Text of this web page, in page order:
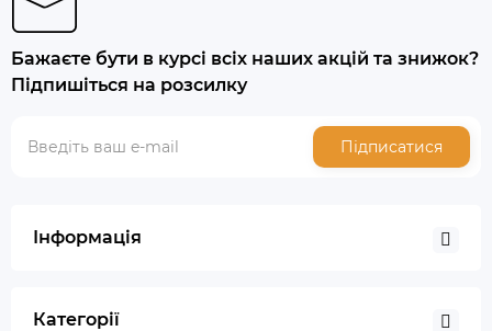
Бажаєте бути в курсі всіх наших акцій та знижок?
Підпишіться на розсилку
Підписатися
Інформація
Категорії